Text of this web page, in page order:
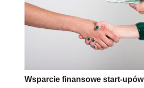
Wsparcie finansowe start-upów